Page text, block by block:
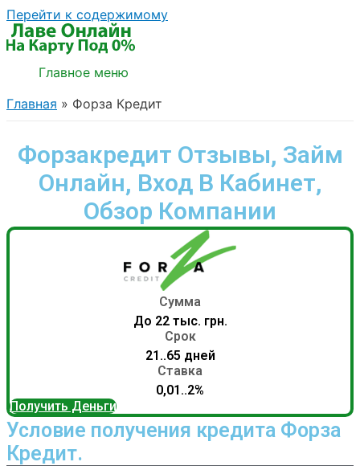
Перейти к содержимому
Главное меню
Главная
Форза Кредит
Форзакредит Отзывы, Займ
Онлайн, Вход В Кабинет,
Обзор Компании
Сумма
До 22 тыс. грн.
Срок
21..65 дней
Ставка
0,01..2%
Получить Деньги
Условие получения кредита Форза
Кредит.